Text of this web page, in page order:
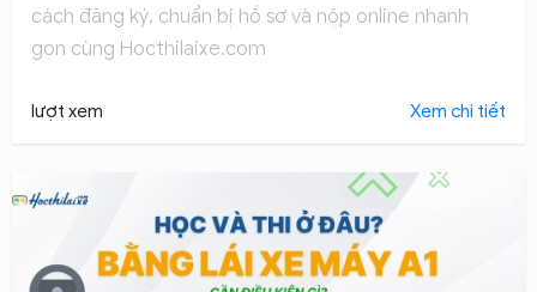
cách đăng ký, chuẩn bị hồ sơ và nộp online nhanh
gọn cùng Hocthilaixe.com
lượt xem Xem chi tiết